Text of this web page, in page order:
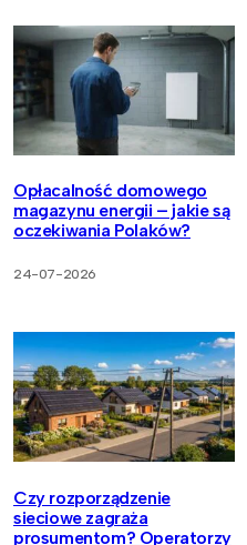
Opłacalność domowego
magazynu energii – jakie są
oczekiwania Polaków?
24-07-2026
Czy rozporządzenie
sieciowe zagraża
prosumentom? Operatorzy